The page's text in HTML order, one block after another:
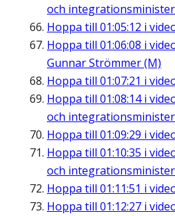
och
Hoppa till 01:05:12 i
Hoppa till 01:06:08 i
Gunnar Strömmer (M)
Hoppa till 01:07:21 i
Hoppa till 01:08:14i
och
Hoppa till 01:09:29 i
Hoppa till 01:10:35 i
och
Hoppa till 01:11:51 i
Hoppa till 01:12:27 i